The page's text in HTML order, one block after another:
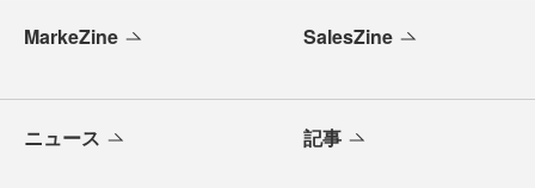
MarkeZine SalesZine
ニュース 記事